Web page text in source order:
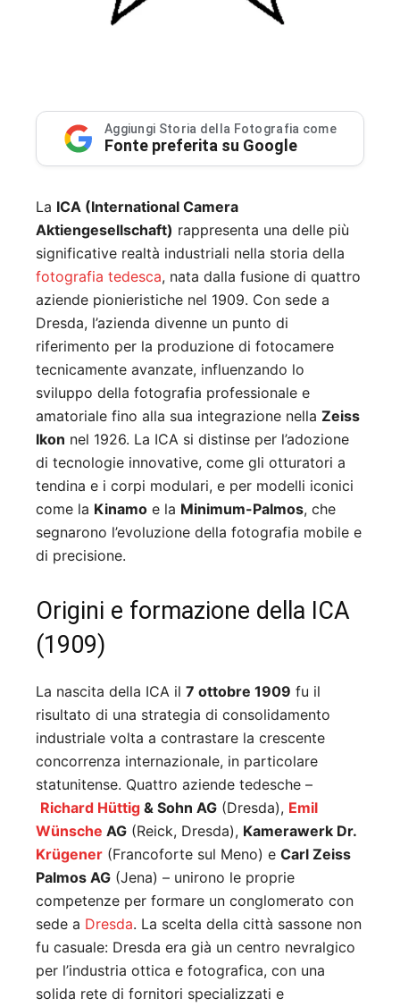
Aggiungi Storia della Fotografia come
Fonte preferita su Google
La ICA (International Camera
Aktiengesellschaft) rappresenta una delle più
significative realtà industriali nella storia della
fotografia tedesca, nata dalla fusione di quattro
aziende pionieristiche nel 1909. Con sede a
Dresda, l’azienda divenne un punto di
riferimento per la produzione di fotocamere
tecnicamente avanzate, influenzando lo
sviluppo della fotografia professionale e
amatoriale fino alla sua integrazione nella Zeiss
Ikon nel 1926. La ICA si distinse per l’adozione
di tecnologie innovative, come gli otturatori a
tendina e i corpi modulari, e per modelli iconici
come la Kinamo e la Minimum-Palmos, che
segnarono l’evoluzione della fotografia mobile e
di precisione.
Origini e formazione della ICA
(1909)
La nascita della ICA il 7 ottobre 1909 fu il
risultato di una strategia di consolidamento
industriale volta a contrastare la crescente
concorrenza internazionale, in particolare
statunitense. Quattro aziende tedesche –
Richard Hüttig & Sohn AG (Dresda), Emil
Wünsche AG (Reick, Dresda), Kamerawerk Dr.
Krügener (Francoforte sul Meno) e Carl Zeiss
Palmos AG (Jena) – unirono le proprie
competenze per formare un conglomerato con
sede a Dresda. La scelta della città sassone non
fu casuale: Dresda era già un centro nevralgico
per l’industria ottica e fotografica, con una
solida rete di fornitori specializzati e